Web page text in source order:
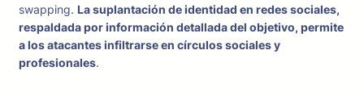
swapping. La suplantación de identidad en redes sociales,
respaldada por información detallada del objetivo, permite
a los atacantes infiltrarse en círculos sociales y
profesionales.